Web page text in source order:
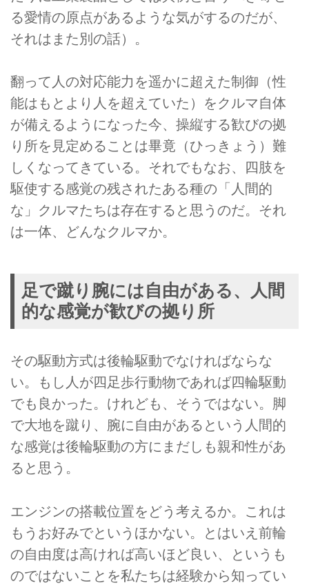
る愛情の原点があるような気がするのだが、
それはまた別の話）。
翻って人の対応能力を遥かに超えた制御（性
能はもとより人を超えていた）をクルマ自体
が備えるようになった今、操縦する歓びの拠
り所を見定めることは畢竟（ひっきょう）難
しくなってきている。それでもなお、四肢を
駆使する感覚の残されたある種の「人間的
な」クルマたちは存在すると思うのだ。それ
は一体、どんなクルマか。
足で蹴り腕には自由がある、人間
的な感覚が歓びの拠り所
その駆動方式は後輪駆動でなければならな
い。もし人が四足歩行動物であれば四輪駆動
でも良かった。けれども、そうではない。脚
で大地を蹴り、腕に自由があるという人間的
な感覚は後輪駆動の方にまだしも親和性があ
ると思う。
エンジンの搭載位置をどう考えるか。これは
もうお好みでというほかない。とはいえ前輪
の自由度は高ければ高いほど良い、というも
のではないことを私たちは経験から知ってい